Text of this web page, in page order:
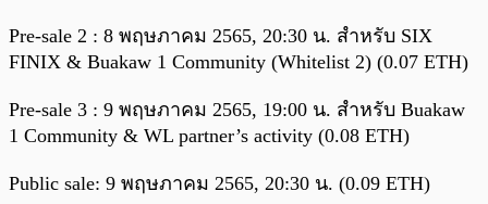
Pre-sale 2 : 8 พฤษภาคม 2565, 20:30 น. สำหรับ SIX
FINIX & Buakaw 1 Community (Whitelist 2) (0.07 ETH)
Pre-sale 3 : 9 พฤษภาคม 2565, 19:00 น. สำหรับ Buakaw
1 Community & WL partner’s activity (0.08 ETH)
Public sale: 9 พฤษภาคม 2565, 20:30 น. (0.09 ETH)